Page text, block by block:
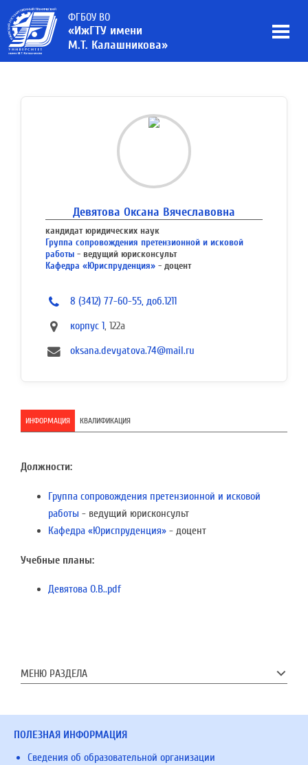
ФГБОУ ВО
«ИжГТУ имени
М.Т. Калашникова»
Девятова Оксана Вячеславовна
кандидат юридических наук
Группа сопровождения претензионной и исковой
работы - ведущий юрисконсульт
Кафедра «Юриспруденция» - доцент
8 (3412) 77-60-55, доб.1211
корпус 1, 122а
oksana.devyatova.74@mail.ru
ИНФОРМАЦИЯ КВАЛИФИКАЦИЯ
Должности:
Группа сопровождения претензионной и исковой
работы - ведущий юрисконсульт
Кафедра «Юриспруденция» - доцент
Учебные планы:
Девятова О.В..pdf
МЕНЮ РАЗДЕЛА
ПОЛЕЗНАЯ ИНФОРМАЦИЯ
Сведения об образовательной организации